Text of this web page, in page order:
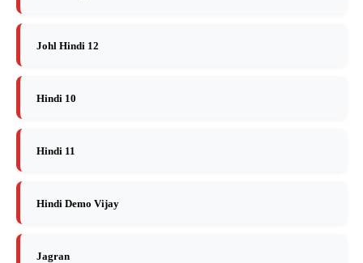
Johl Hindi 12
Hindi 10
Hindi 11
Hindi Demo Vijay
Jagran